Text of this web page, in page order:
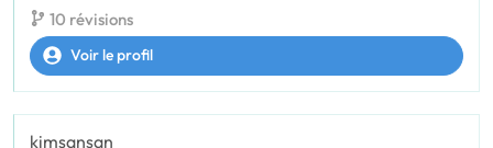
10 révisions
Voir le profil
kimsansan